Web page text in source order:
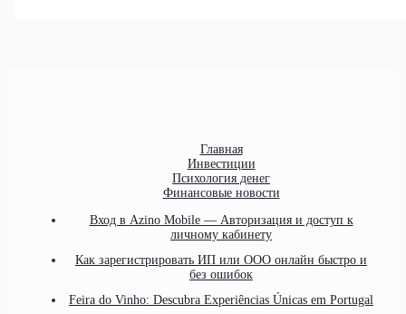
Главная
Инвестиции
Психология денег
Финансовые новости
Вход в Azino Mobile — Авторизация и доступ к
личному кабинету
Как зарегистрировать ИП или ООО онлайн быстро и
без ошибок
Feira do Vinho: Descubra Experiências Únicas em Portugal